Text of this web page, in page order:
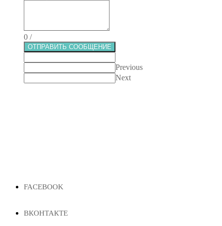
0 /
ОТПРАВИТЬ СООБЩЕНИЕ
Previous
Next
FACEBOOK
ВКОНТАКТЕ